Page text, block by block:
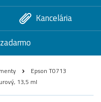
Kancelária
Epson T0713
13,5 ml